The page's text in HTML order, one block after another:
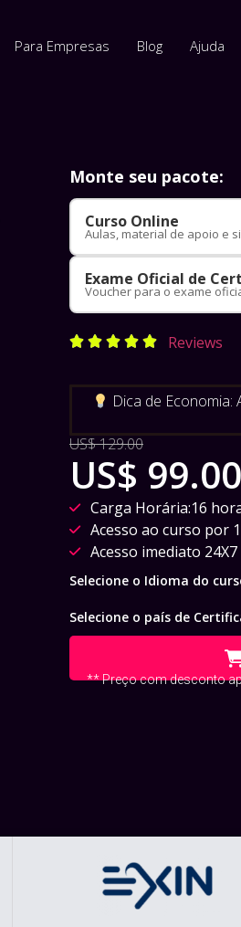
Para Empresas Blog Ajuda
Monte seu pacote:
Curso Online
Aulas, material de apoio e
Exame Oficial de
Voucher para o exame
     Reviews
Dica de Economia:
US$ 129.00
US$ 99.00
Carga Horária:16
Acesso ao curso por
Acesso imediato 24X7
Selecione o Idioma do
Selecione o país de
** Preço com desconto